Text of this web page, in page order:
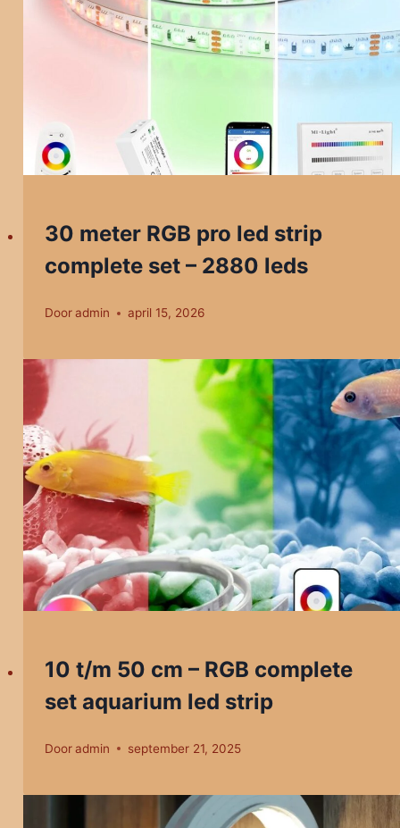
30 meter RGB pro led strip
complete set – 2880 leds
Door admin april 15, 2026
10 t/m 50 cm – RGB complete
set aquarium led strip
Door admin september 21, 2025